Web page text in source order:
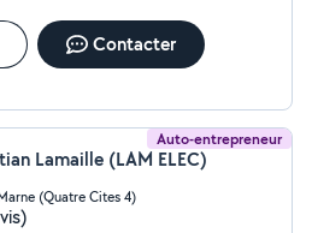
Contacter
Auto-entrepreneur
Lamaille (LAM ELEC)
(Quatre Cites 4)